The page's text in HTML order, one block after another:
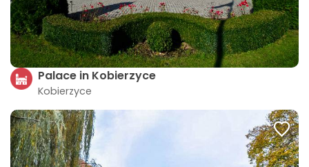
Palace in Kobierzyce
Kobierzyce